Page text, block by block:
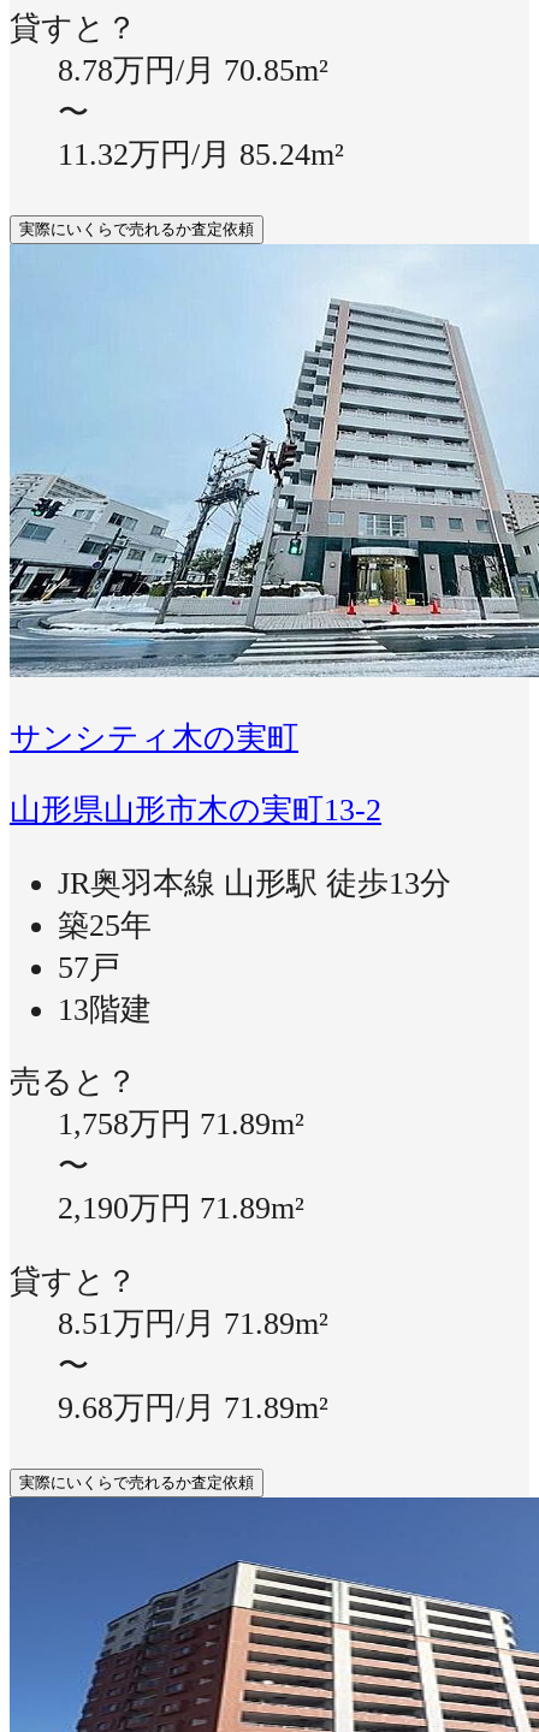
貸すと？
8.78万円/月 70.85m²
〜
11.32万円/月 85.24m²
実際にいくらで売れるか査定依頼
サンシティ木の実町
山形県山形市木の実町13-2
JR奥羽本線 山形駅 徒歩13分
築25年
57戸
13階建
売ると？
1,758万円 71.89m²
〜
2,190万円 71.89m²
貸すと？
8.51万円/月 71.89m²
〜
9.68万円/月 71.89m²
実際にいくらで売れるか査定依頼